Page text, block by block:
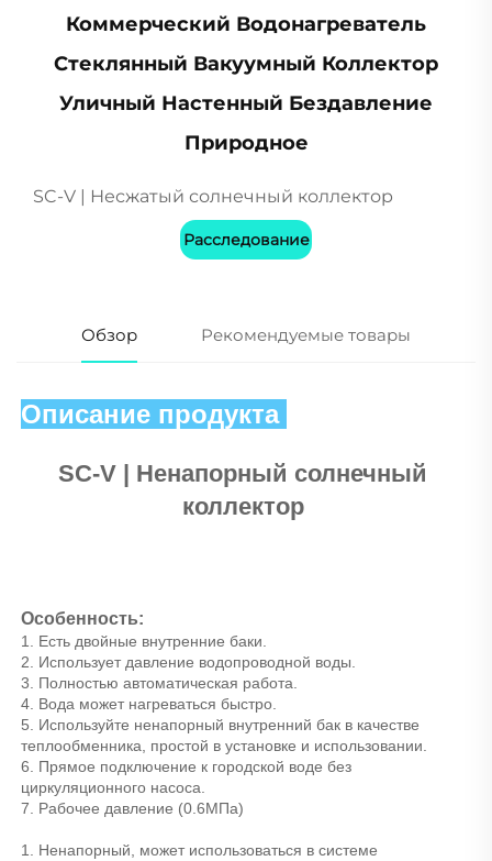
Коммерческий Водонагреватель
Стеклянный Вакуумный Коллектор
Уличный Настенный Бездавление
Природное
SC-V | Несжатый солнечный коллектор
Расследование
Обзор Рекомендуемые товары
Описание продукта
SC-V | Ненапорный солнечный
коллектор
Особенность:
1. Есть двойные внутренние баки.
2. Использует давление водопроводной воды.
3. Полностью автоматическая работа.
4. Вода может нагреваться быстро.
5. Используйте ненапорный внутренний бак в качестве
теплообменника, простой в установке и использовании.
6. Прямое подключение к городской воде без
циркуляционного насоса.
7. Рабочее давление (0.6МПа)
1. Ненапорный, может использоваться в системе